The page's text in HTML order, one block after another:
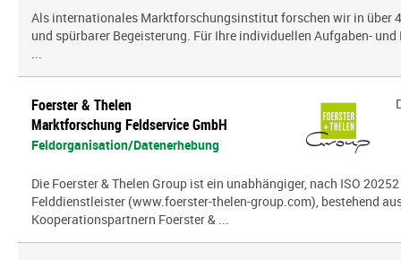
Als internationales Marktforschungsinstitut forschen wir in über
und spürbarer Begeisterung. Für Ihre individuellen Aufgaben-
...
Foerster & Thelen
Marktforschung Feldservice GmbH
Feldorganisation/Datenerhebung
Die Foerster & Thelen Group ist ein unabhängiger, nach ISO
Felddienstleister (www.foerster-thelen-group.com), bestehend
Kooperationspartnern Foerster & ...